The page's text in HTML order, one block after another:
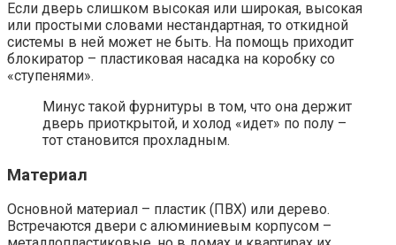
Если дверь слишком высокая или широкая, высокая
или простыми словами нестандартная, то откидной
системы в ней может не быть. На помощь приходит
блокиратор – пластиковая насадка на коробку со
«ступенями».
Минус такой фурнитуры в том, что она держит
дверь приоткрытой, и холод «идет» по полу –
тот становится прохладным.
Материал
Основной материал – пластик (ПВХ) или дерево.
Встречаются двери с алюминиевым корпусом –